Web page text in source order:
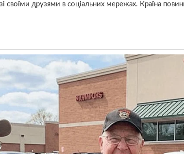
своїми друзями в соціальних мережах. Країна